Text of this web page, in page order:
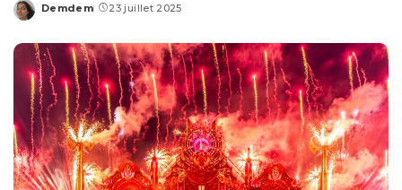
Posted
Demdem 23 juillet 2025